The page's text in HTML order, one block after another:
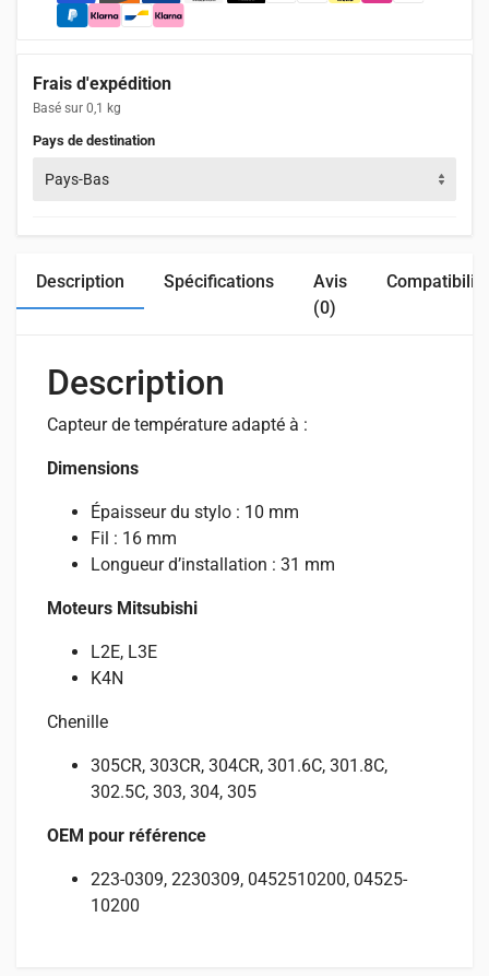
Frais d'expédition
Basé sur 0,1 kg
Pays de destination
Pays-Bas
Description Spécifications
Avis
(0)
Compatibilité
Description
Capteur de température adapté à :
Dimensions
Épaisseur du stylo : 10 mm
Fil : 16 mm
Longueur d’installation : 31 mm
Moteurs Mitsubishi
L2E, L3E
K4N
Chenille
305CR, 303CR, 304CR, 301.6C, 301.8C,
302.5C, 303, 304, 305
OEM pour référence
223-0309, 2230309, 0452510200, 04525-
10200